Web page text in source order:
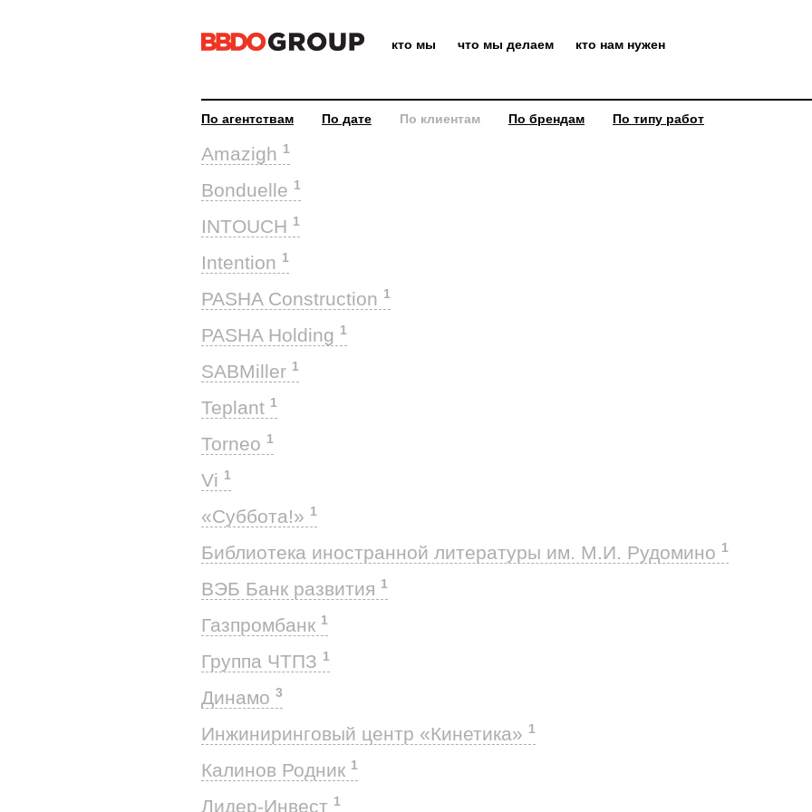
кто мы что мы делаем кто нам нужен
По агентствам По дате По клиентам По брендам По типу работ
Amazigh 1
Bonduelle 1
INTOUCH 1
Intention 1
PASHA Construction 1
PASHA Holding 1
SABMiller 1
Teplant 1
Torneo 1
Vi 1
«Суббота!» 1
Библиотека иностранной литературы им. М.И. Рудомино 1
ВЭБ Банк развития 1
Газпромбанк 1
Группа ЧТПЗ 1
Динамо 3
Инжиниринговый центр «Кинетика» 1
Калинов Родник 1
Лидер-Инвест 1